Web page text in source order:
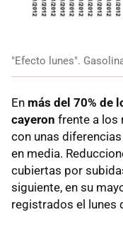
"Efecto lunes".
En más del 70% de
cayeron frente a los
con unas
en media.
cubiertas por
siguiente, en su
registrados el lunes